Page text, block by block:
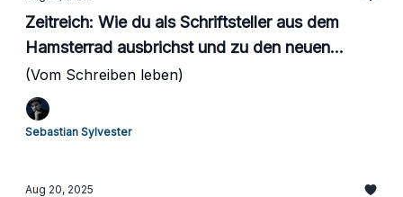
Zeitreich: Wie du als Schriftsteller aus dem
Hamsterrad ausbrichst und zu den neuen
Reichen gehörst
(Vom Schreiben leben)
Sebastian Sylvester
Aug 20, 2025